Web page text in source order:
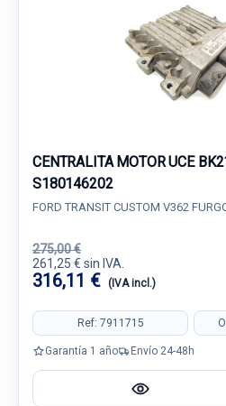
CENTRALITA MOTOR UCE
S180146202
FORD TRANSIT CUSTOM V362
275,00 €
261,25 € sin IVA.
316,11 € (IVA incl.)
Ref: 7911715
Garantía 1 año Envío 24-48h